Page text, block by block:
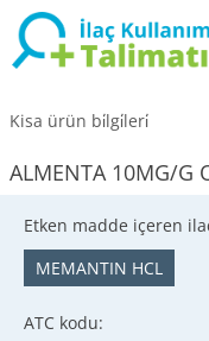
Kisa ürün bi̇lgi̇leri̇
ALMENTA 10MG/G
Etken madde içeren
MEMANTIN HCL
ATC kodu: